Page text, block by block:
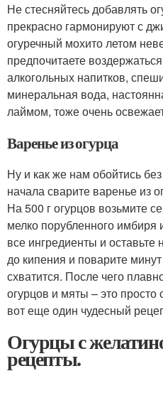
Не стесняйтесь добавлять
прекрасно гармонируют с
огуречный мохито летом
предпочитаете
алкогольных напитков,
минеральная вода,
лаймом, тоже очень
Варенье из огурца
Ну и как же нам обойтись
начала сварите варенье из
На 500 г огурцов возьмите
мелко порубленного
все ингредиенты и
до кипения и поварите
схватится. После чего
огурцов и мяты – это
вот еще один чудесный
Огурцы с
рецепты.